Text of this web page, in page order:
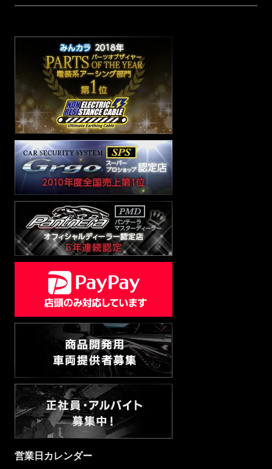
営業日カレンダー